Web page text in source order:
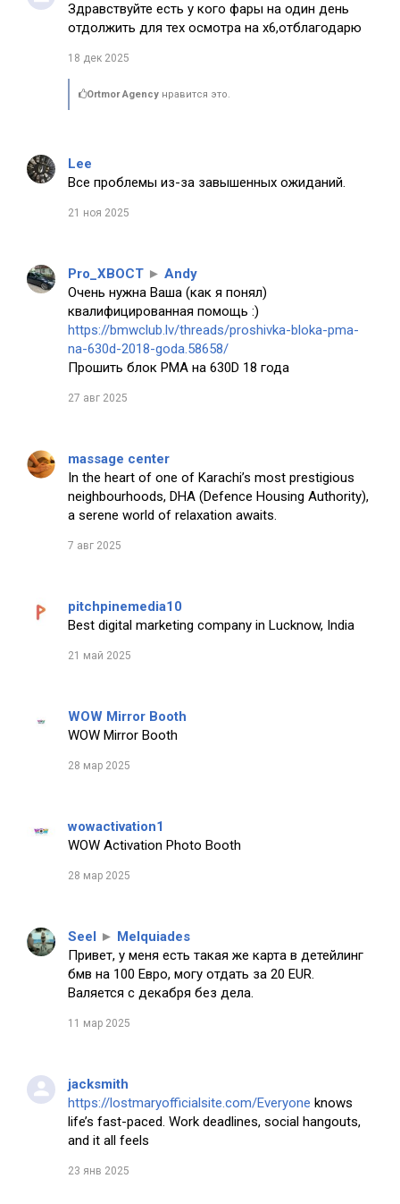
Здравствуйте есть у кого фары на один день
отдолжить для тех осмотра на х6,отблагодарю
18 дек 2025
Ortmor Agency нравится это.
Lee
Все проблемы из-за завышенных ожиданий.
21 ноя 2025
Pro_XBOCT ► Andy
Очень нужна Ваша (как я понял)
квалифицированная помощь :)
https://bmwclub.lv/threads/proshivka-bloka-pma-
na-630d-2018-goda.58658/
Прошить блок PMA на 630D 18 года
27 авг 2025
massage center
In the heart of one of Karachi’s most prestigious
neighbourhoods, DHA (Defence Housing Authority),
a serene world of relaxation awaits.
7 авг 2025
pitchpinemedia10
Best digital marketing company in Lucknow, India
21 май 2025
WOW Mirror Booth
WOW Mirror Booth
28 мар 2025
wowactivation1
WOW Activation Photo Booth
28 мар 2025
Seel ► Melquiades
Привет, у меня есть такая же карта в детейлинг
бмв на 100 Евро, могу отдать за 20 EUR.
Валяется с декабря без дела.
11 мар 2025
jacksmith
https://lostmaryofficialsite.com/Everyone knows
life’s fast-paced. Work deadlines, social hangouts,
and it all feels
23 янв 2025